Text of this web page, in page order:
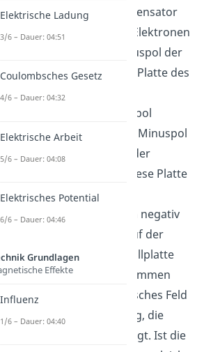
man an einen Plattenkondensator
Spannung an werden die Elektronen
in der Schaltung vom Minuspol der
Spannungsquelle zu einer Platte des
Plattenkondensators hin
abgestoßen und vom Pluspol
angezogen, um dann vom Minuspol
auf der anderen Seite wieder
abgestoßen zu werden. Diese Platte
lädt sich dann durch den
Überschuss an Elektronen
negativ
auf. Dadurch bildet sich auf der
Metallplatte
positive Ladung. Zusammen
erzeugen diese ein elektrisches Feld
und erhöhen die Spannung, die
zwischen den Platten anliegt. Ist die
Elektrische Ladung
3/6 – Dauer: 04:51
Coulombsches Gesetz
4/6 – Dauer: 04:32
Elektrische Arbeit
5/6 – Dauer: 04:08
Elektrisches Potential
6/6 – Dauer: 04:46
Grundlagen
Effekte
Influenz
1/6 – Dauer: 04:40